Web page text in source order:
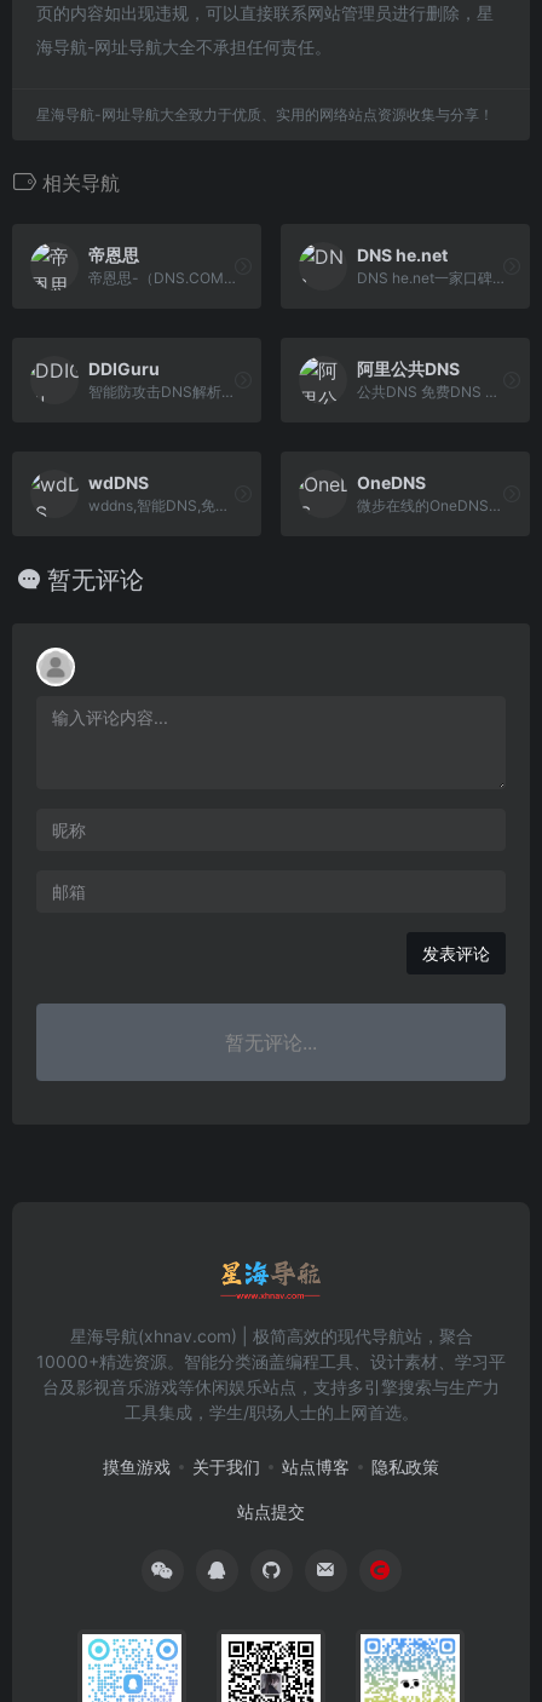
页的内容如出现违规，可以直接联系网站管理员进行删除，星
海导航-网址导航大全不承担任何责任。
星海导航-网址导航大全致力于优质、实用的网络站点资源收集与分享！
相关导航
帝恩思
帝恩思-（DNS.COM）全球领先的DNS综合服务提供商，平台涵盖DNS解析、高防DNS、DNS防劫持、网站劫持检测、SSL证书、高防CDN、云服务器ECS等多项业务，倾力打造新一代稳定、高效、安全的DNS综合服务提供商。
DNS he.net
DNS he.net一家口碑比较好的国外免费DNS，不限制网站类型的哦
DDIGuru
智能防攻击DNS解析服务商
阿里公共DNS
公共DNS 免费DNS 稳定DNS 基础服务 阿里巴巴
wdDNS
wddns,智能DNS,免费DNS,多线路智能DNS解析,分省市智能DNS解析,免费DNS系统-智能DNS解析软件解决方案
OneDNS
微步在线的OneDNS服务专业提供企业DNS,并为企业和家庭用户有效防护:恶意软件防护,防钓鱼,域名解析,并且屏蔽各类广告骚扰和欺诈类网站,净化网络环境,保护数据安全,是一款好用的dns产品
暂无评论
发表评论
暂无评论...
星海导航(xhnav.com) | 极简高效的现代导航站，聚合
10000+精选资源。智能分类涵盖编程工具、设计素材、学习平
台及影视音乐游戏等休闲娱乐站点，支持多引擎搜索与生产力
工具集成，学生/职场人士的上网首选。
摸鱼游戏 关于我们 站点博客 隐私政策
站点提交